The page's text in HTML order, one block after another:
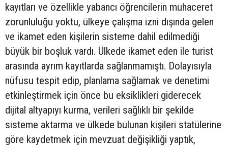
kayıtları ve özellikle yabancı öğrencilerin muhaceret
zorunluluğu yoktu, ülkeye çalışma izni dışında gelen
ve ikamet eden kişilerin sisteme dahil edilmediği
büyük bir boşluk vardı. Ülkede ikamet eden ile turist
arasında ayrım kayıtlarda sağlanmamıştı. Dolayısıyla
nüfusu tespit edip, planlama sağlamak ve denetimi
etkinleştirmek için önce bu eksiklikleri giderecek
dijital altyapıyı kurma, verileri sağlıklı bir şekilde
sisteme aktarma ve ülkede bulunan kişileri statülerine
göre kaydetmek için mevzuat değişikliği yaptık,